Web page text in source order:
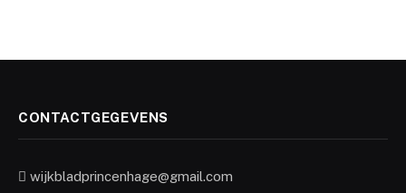
CONTACTGEGEVENS
wijkbladprincenhage@gmail.com